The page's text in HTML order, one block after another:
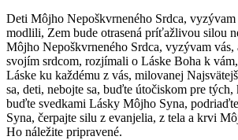
Deti Môjho Nepoškvrneného Srdca, vyzývam
modlili, Zem bude otrasená príťažlivou silou
Môjho Nepoškvrneného Srdca, vyzývam vás,
svojím srdcom, rozjímali o Láske Boha k
Láske ku každému z vás, milovanej
sa, deti, nebojte sa, buďte útočiskom pre
buďte svedkami Lásky Môjho Syna,
Syna, čerpajte silu z evanjelia, z tela a krvi
Ho náležite pripravené.